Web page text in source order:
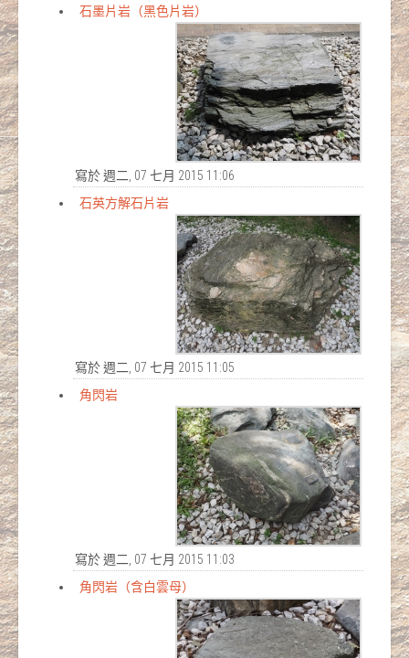
石墨片岩（黑色片岩）
寫於 週二, 07 七月 2015 11:06
石英方解石片岩
寫於 週二, 07 七月 2015 11:05
角閃岩
寫於 週二, 07 七月 2015 11:03
角閃岩（含白雲母）